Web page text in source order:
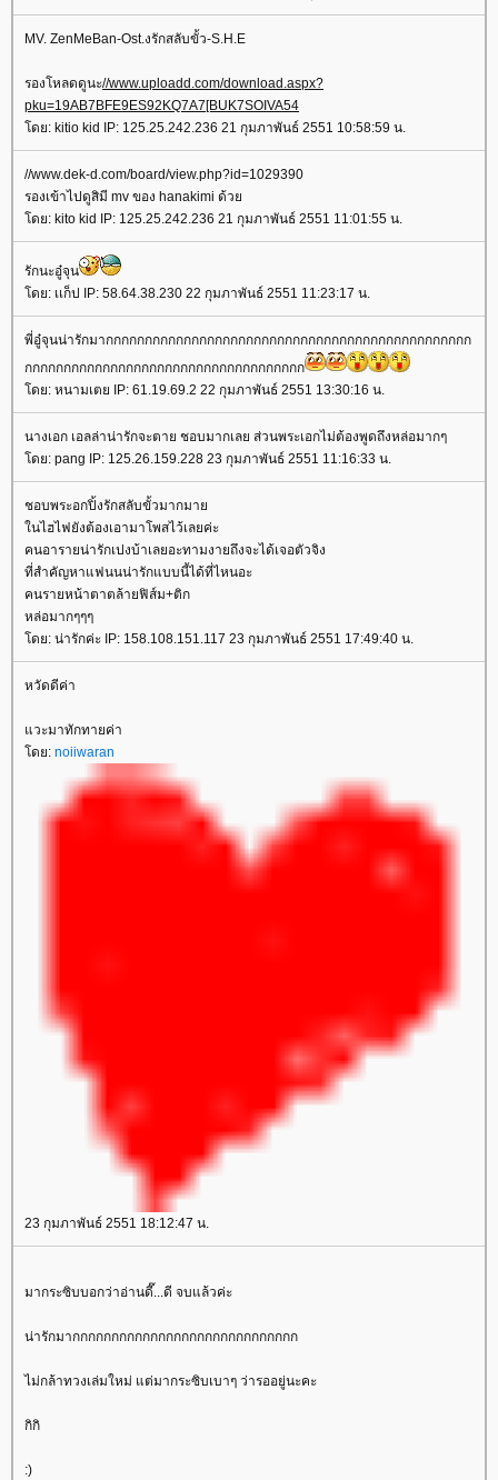
MV. ZenMeBan-Ost.งรักสลับขั้ว-S.H.E
รองโหลดดูนะ//www.uploadd.com/download.aspx?
pku=19AB7BFE9ES92KQ7A7[BUK7SOIVA54
ดย: kitio kid IP: 125.25.242.236 21 กุมภาพันธ์ 2551 10:58:59 น.
//www.dek-d.com/board/view.php?id=1029390
รองเข้าไปดูสิมี mv ของ hanakimi ด้ว
ดย: kito kid IP: 125.25.242.236 21 กุมภาพันธ์ 2551 11:01:55 น.
รักนะอู๋จุน
ดย: เเก็ป IP: 58.64.38.230 22 กุมภาพันธ์ 2551 11:23:17 น.
พี่อู๋จุนน่ารักมากกกกกกกกกกกกกกกกกกกกกกกกกกกกกกกกกกกกกกกกกกกกกกก
กกกกกกกกกกกกกกกกกกกกกกกกกกกกกกกกกกกก
ดย: หนามเตย IP: 61.19.69.2 22 กุมภาพันธ์ 2551 13:30:16 น.
นางเอก เอลล่าน่ารักจะตาย ชอบมากเลย ส่วนพระเอกไม่ต้องพูดถึงหล่อมากๆ
ดย: pang IP: 125.26.159.228 23 กุมภาพันธ์ 2551 11:16:33 น.
ชอบพระอกปิ้งรักสลับขั้วมากมา
นไฮไฟยังต้องเอามาโพสไว้เลยค่ะ
คนอารายน่ารักเปงบ้าเลยอะทามงายถึงจะได้เจอตัวจิง
ที่สำคัญหาแฟนนน่ารักแบบนี้ได้ที่ไหนอะ
คนรายหน้าตาตล้ายฟิส์ม+ติก
หล่อมากๆๆๆ
ดย: น่ารักค่ะ IP: 158.108.151.117 23 กุมภาพันธ์ 2551 17:49:40 น.
หวัดดีค่า
วะมาทักทายค่า
ดย: noiiwaran
23 กุมภาพันธ์ 2551 18:12:47 น.
มากระซิบบอกว่าอ่านดี๊...ดี จบแล้วค่ะ
น่ารักมากกกกกกกกกกกกกกกกกกกกกกกกกกกกก
ไม่กล้าทวงเล่มใหม่ แต่มากระซิบเบาๆ ว่ารออยู่นะคะ
กิกิ
:)